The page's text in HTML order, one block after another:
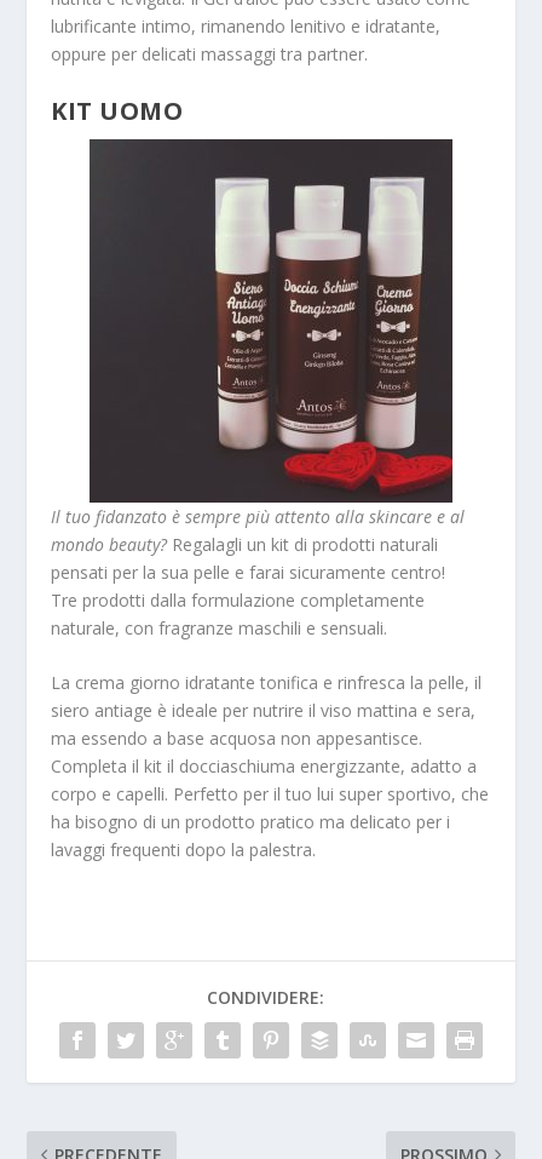
lubrificante intimo, rimanendo lenitivo e idratante,
oppure per delicati massaggi tra partner.
KIT UOMO
Il tuo fidanzato è sempre più attento alla skincare e al
mondo beauty?Regalagli un kit di prodotti naturali
pensati per la sua pelle e farai sicuramente centro!
Tre prodotti dalla formulazione completamente
naturale, con fragranze maschili e sensuali.
La crema giorno idratante tonifica e rinfresca la pelle, il
siero antiage è ideale per nutrire il viso mattina e sera,
ma essendo a base acquosa non appesantisce.
Completa il kit il docciaschiuma energizzante, adatto a
corpo e capelli. Perfetto per il tuo lui super sportivo, che
ha bisogno di un prodotto pratico ma delicato per i
lavaggi frequenti dopo la palestra.
CONDIVIDERE: